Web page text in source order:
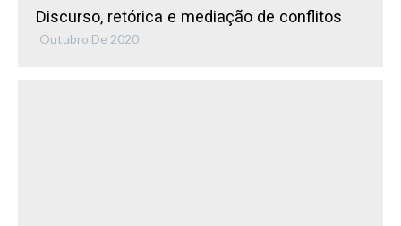
Discurso, retórica e mediação de conflitos
Outubro De 2020